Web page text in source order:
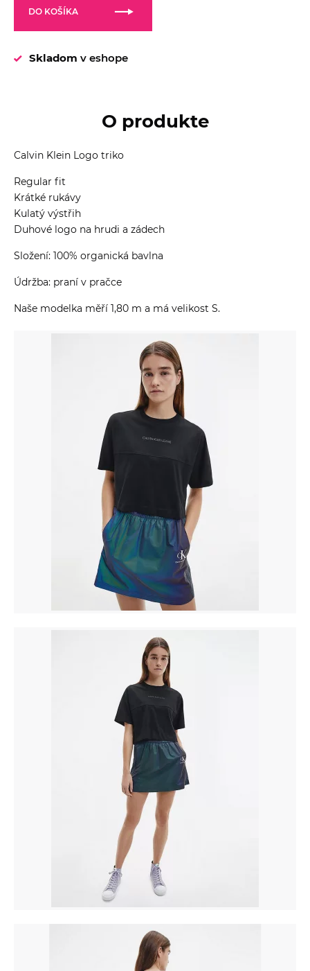
DO KOŠÍKA
Skladom v eshope
O produkte
Calvin Klein Logo triko
Regular fit
Krátké rukávy
Kulatý výstřih
Duhové logo na hrudi a zádech
Složení: 100% organická bavlna
Údržba: praní v pračce
Naše modelka měří 1,80 m a má velikost S.